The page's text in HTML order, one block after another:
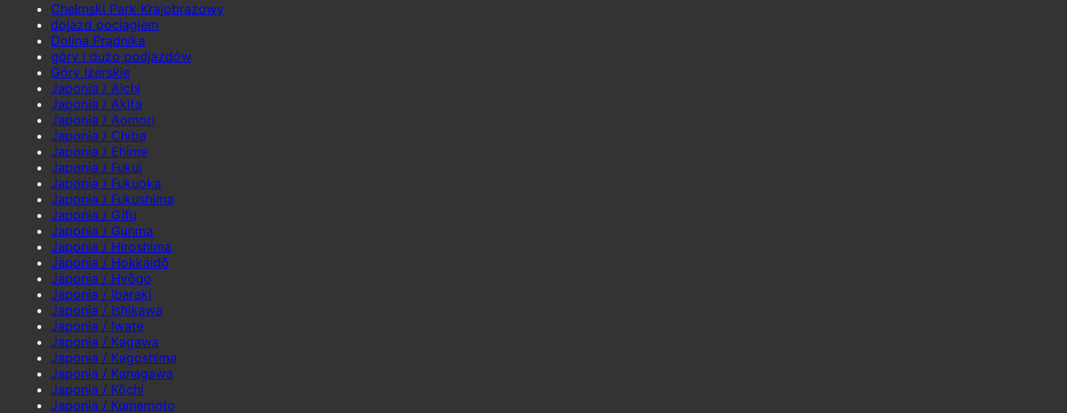
Chełmski Park Krajobrazowy
dojazd pociągiem
Dolina Prądnika
góry i dużo podjazdów
Góry Izerskie
Japonia / Aichi
Japonia / Akita
Japonia / Aomori
Japonia / Chiba
Japonia / Ehime
Japonia / Fukui
Japonia / Fukuoka
Japonia / Fukushima
Japonia / Gifu
Japonia / Gunma
Japonia / Hiroshima
Japonia / Hokkaidō
Japonia / Hyōgo
Japonia / Ibaraki
Japonia / Ishikawa
Japonia / Iwate
Japonia / Kagawa
Japonia / Kagoshima
Japonia / Kanagawa
Japonia / Kōchi
Japonia / Kumamoto